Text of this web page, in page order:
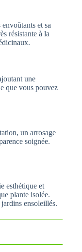
et sa
résistante à la
une
que vous pouvez
un arrosage
soignée.
esthétique et
plante isolée.
ensoleillés.